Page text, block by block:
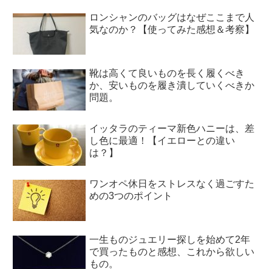
ロンシャンのバッグはなぜここまで人
気なのか？【使ってみた感想＆考察】
靴は高くて良いものを長く履くべき
か、安いものを履き潰していくべきか
問題。
イッタラのティーマ新色ハニーは、差
し色に最適！【イエローとの違い
は？】
ワンオペ休日をストレスなく過ごすた
めの3つのポイント
一生ものジュエリー探しを始めて2年
で買ったものと感想、これから欲しい
もの。